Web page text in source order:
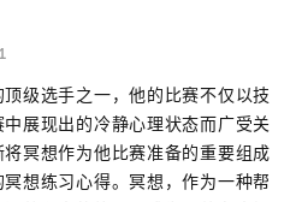
级选手之一，他的比赛不仅以技
展现出的冷静心理状态而广受关
冥想作为他比赛准备的重要组成
想练习心得。冥想，作为一种帮